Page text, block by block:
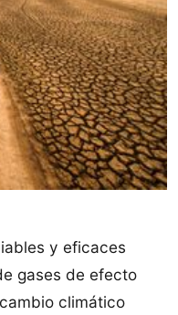
y eficaces
gases de efecto
climático